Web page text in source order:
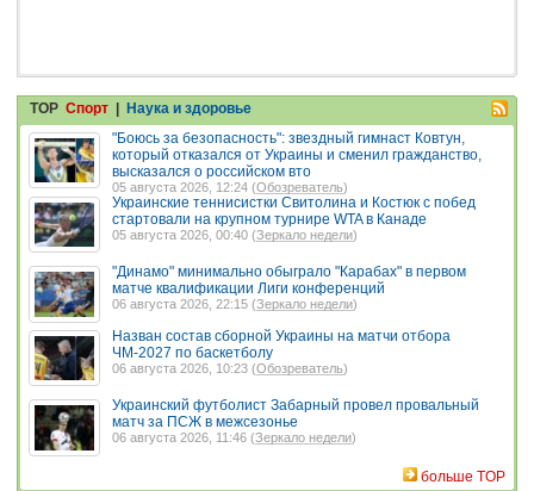
TOP Спорт | Наука и здоровье
"Боюсь за безопасность": звездный гимнаст Ковтун,
который отказался от Украины и сменил гражданство,
высказался о российском вто
05 августа 2026, 12:24 (Обозреватель)
Украинские теннисистки Свитолина и Костюк с побед
стартовали на крупном турнире WTA в Канаде
05 августа 2026, 00:40 (Зеркало недели)
"Динамо" минимально обыграло "Карабах" в первом
матче квалификации Лиги конференций
06 августа 2026, 22:15 (Зеркало недели)
Назван состав сборной Украины на матчи отбора
ЧМ-2027 по баскетболу
06 августа 2026, 10:23 (Обозреватель)
Украинский футболист Забарный провел провальный
матч за ПСЖ в межсезонье
06 августа 2026, 11:46 (Зеркало недели)
больше TOP